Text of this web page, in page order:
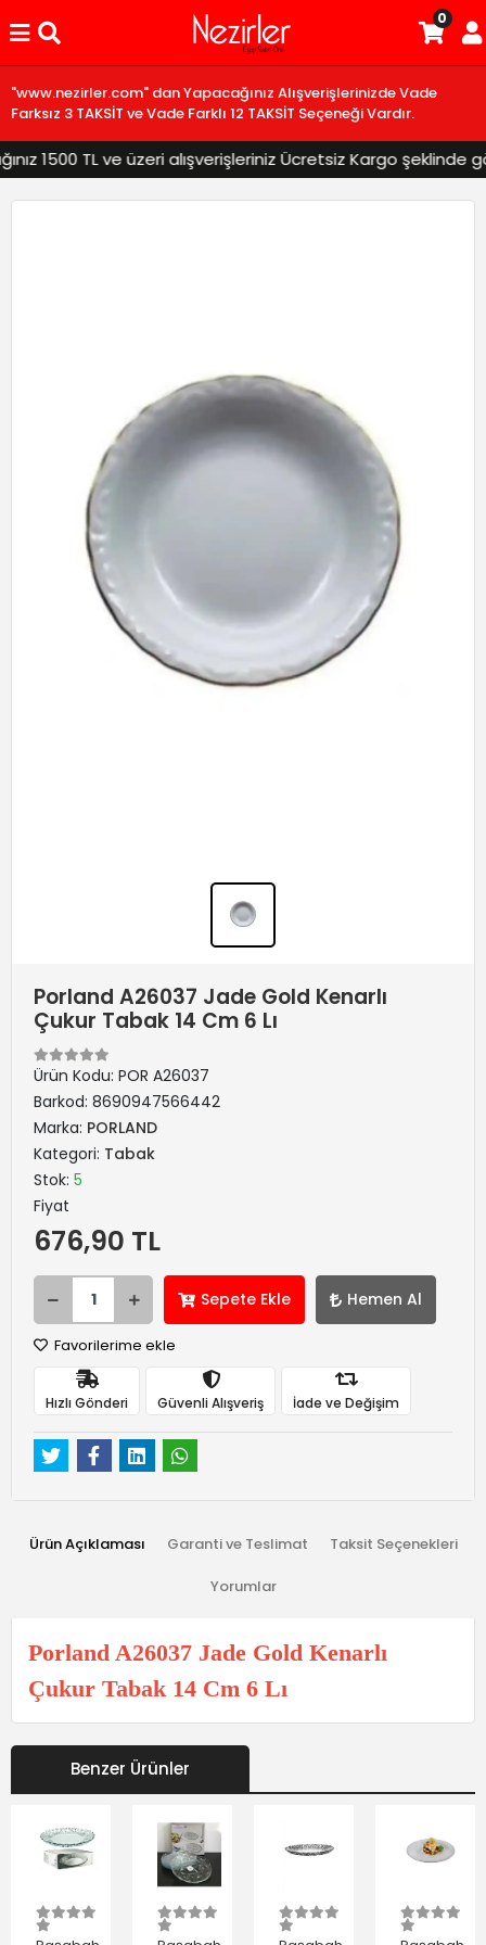
"www.nezirler.com" dan Yapacağınız Alışverişlerinizde Vade
Farksız 3 TAKSİT ve Vade Farklı 12 TAKSİT Seçeneği Vardır.
1500 TL ve üzeri alışverişleriniz Ücretsiz Kargo şeklinde
0
Porland A26037 Jade Gold Kenarlı
Çukur Tabak 14 Cm 6 Lı
Ürün Kodu: POR A26037
Barkod: 8690947566442
Marka: PORLAND
Kategori: Tabak
Stok: 5
Fiyat
676,90 TL
Sepete Ekle Hemen Al
Favorilerime ekle
Hızlı Gönderi Güvenli Alışveriş İade ve Değişim
Ürün Açıklaması Garanti ve Teslimat Taksit Seçenekleri
Yorumlar
Porland A26037 Jade Gold Kenarlı
Çukur Tabak 14 Cm 6 Lı
Benzer Ürünler